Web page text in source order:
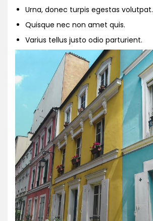
Urna, donec turpis egestas volutpat.
Quisque nec non amet quis.
Varius tellus justo odio parturient.